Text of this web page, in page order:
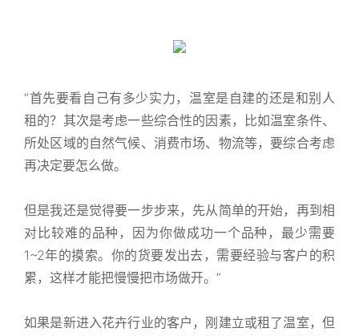
“首先要看自己有多少实力，温室是自建的还是和别人
租的？其次是考虑一些综合性的因素，比如温室条件、
所处区域的自然气候、消费市场、物流等，要综合考虑
再决定要怎么做。
但是我还是觉得要一步步来，先从简单的开始，再到相
对比较难的品种，因为你做成功一个品种，最少需要
1~2年的摸索。你的货要发出去，需要经验与客户的积
累，这样才能把慢慢把市场做开。”
如果是新进入花卉行业的客户，刚建立或租了温室，但